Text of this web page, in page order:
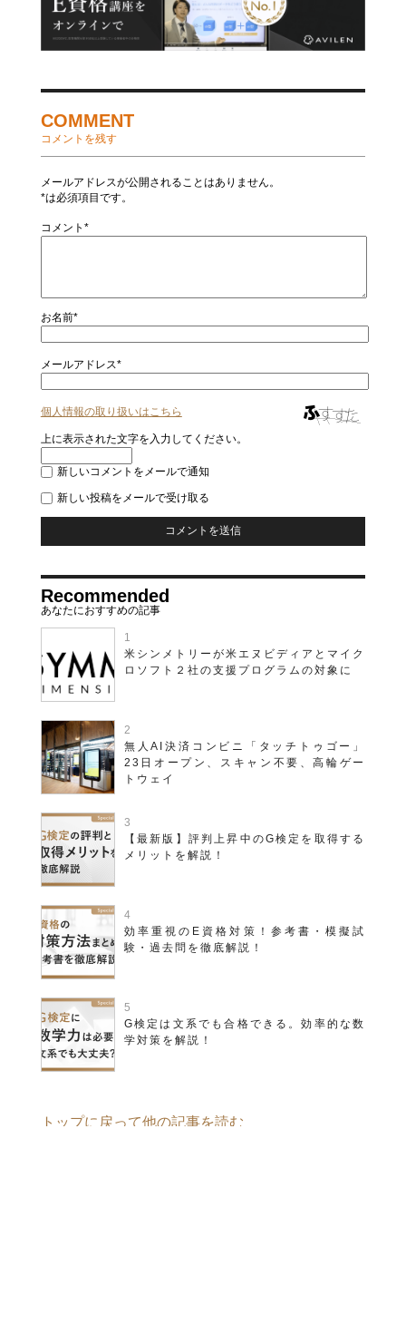
COMMENT
コメントを残す
メールアドレスが公開されることはありません。
*は必須項目です。
コメント*
お名前*
メールアドレス*
個人情報の取り扱いはこちら
上に表示された文字を入力してください。
新しいコメントをメールで通知
新しい投稿をメールで受け取る
Recommended
米シンメトリーが米エヌビディアとマイク
ロソフト２社の支援プログラムの対象に
無人AI決済コンビニ「タッチトゥゴー」
23日オープン、スキャン不要、高輪ゲー
トウェイ
【最新版】評判上昇中のG検定を取得する
メリットを解説！
効率重視のE資格対策！参考書・模擬試
験・過去問を徹底解説！
G検定は文系でも合格できる。効率的な数
学対策を解説！
トップに戻って他の記事を読む